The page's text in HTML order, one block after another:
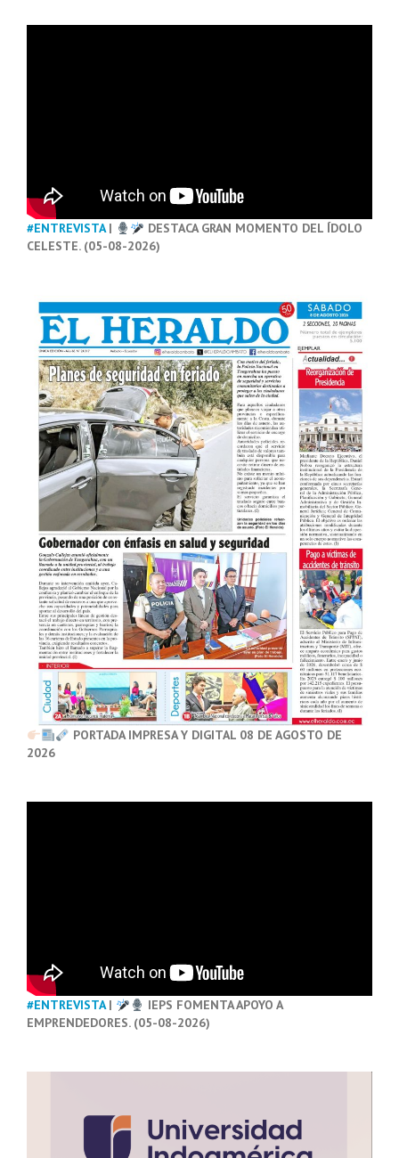
#ENTREVISTA|
DESTACA GRAN MOMENTO DEL ÍDOLO
CELESTE. (05-08-2026)
PORTADA IMPRESA Y DIGITAL 08 DE AGOSTO DE
2026
#ENTREVISTA|
IEPS FOMENTA APOYO A
EMPRENDEDORES. (05-08-2026)